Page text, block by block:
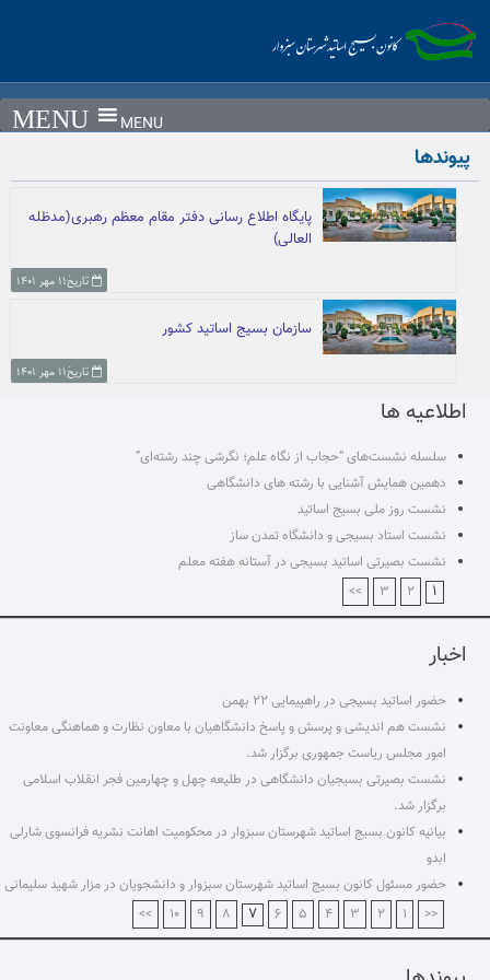
content
MENU
پیوندها
پایگاه اطلاع رسانی دفتر مقام معظم رهبری(مدظله
العالی)
تاریخ۱۱ مهر ۱۴۰۱
سازمان بسیج اساتید کشور
تاریخ۱۱ مهر ۱۴۰۱
اطلاعیه ها
سلسله نشست‌های “حجاب از نگاه علم؛ نگرشی چند رشته‌ای”
دهمین همایش آشنایی با رشته های دانشگاهی
نشست روز ملی بسیج اساتید
نشست استاد بسیجی و دانشگاه تمدن ساز
نشست بصیرتی اساتید بسیجی در آستانه هفته معلم
۱ ۲ ۳ >>
اخبار
حضور اساتید بسیجی در راهپیمایی ۲۲ بهمن
نشست هم اندیشی و پرسش و پاسخ دانشگاهیان با معاون نظارت و هماهنگی معاونت
امور مجلس ریاست جمهوری برگزار شد.
نشست بصیرتی بسیجیان دانشگاهی در طلیعه چهل و چهارمین فجر انقلاب اسلامی
برگزار شد.
بیانیه کانون بسیج اساتید شهرستان سبزوار در محکومیت اهانت نشریه فرانسوی شارلی
ابدو
حضور مسئول کانون بسیج اساتید شهرستان سبزوار و دانشجویان در مزار شهید سلیمانی
<<
۱ ۲ ۳ ۴ ۵ ۶ ۷ ۸ ۹ ۱۰ >>